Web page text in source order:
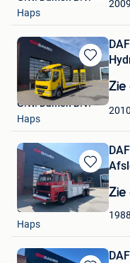
2009
Haps
Bewaren
in
Mijn
Favorieten
Zie
2010
G.W. Damen B.V.
Haps
Bewaren
in
Mijn
Favorieten
Zie
1988
G.W. Damen B.V.
Haps